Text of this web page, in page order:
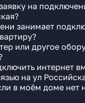
на
занимает
или другое
интернет
на ул
в моём доме нет